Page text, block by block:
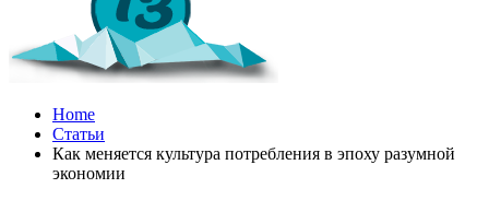
Home
Статьи
Как меняется культура потребления в эпоху разумной
экономии